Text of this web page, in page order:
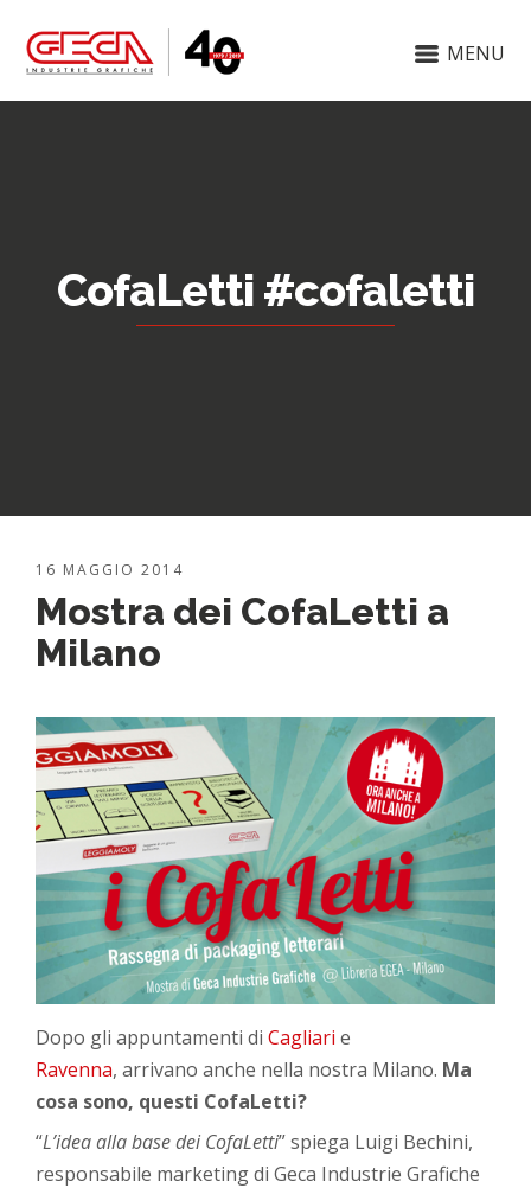
MENU
CofaLetti #cofaletti
16 MAGGIO 2014
Mostra dei CofaLetti a
Milano
Dopo gli appuntamenti diCagliari e
Ravenna, arrivano anche nella nostra Milano. Ma
cosa sono, questi CofaLetti?
“L’idea alla base dei CofaLetti” spiega Luigi Bechini,
responsabile marketing di Geca Industrie Grafiche